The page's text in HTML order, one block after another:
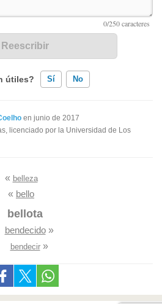
útiles? Sí No
presentados me ayudó
en junio de 2017
licenciado por la Universidad de Los
« belleza
« bello
bellota
bendecido»
bendecir»